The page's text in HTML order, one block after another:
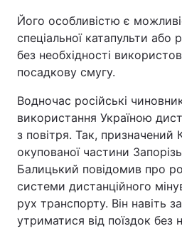
Його особливістю є
спеціальної катапульти або
без необхідності
посадкову смугу.
Водночас російські
використання Україною
з повітря. Так, призначений
окупованої частини
Балицький повідомив про
системи дистанційного
рух транспорту. Він навіть
утриматися від поїздок без